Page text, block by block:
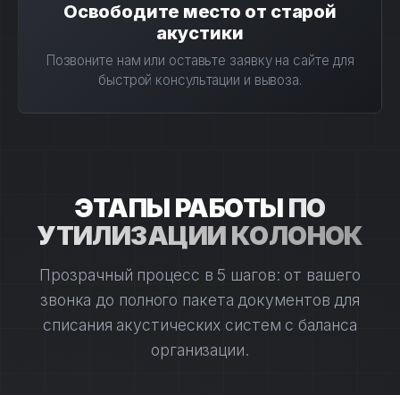
Освободите место от старой
акустики
Позвоните нам или оставьте заявку на сайте для
быстрой консультации и вывоза.
ЭТАПЫ РАБОТЫ ПО
УТИЛИЗАЦИИ КОЛОНОК
Прозрачный процесс в 5 шагов: от вашего
звонка до полного пакета документов для
списания акустических систем с баланса
организации.